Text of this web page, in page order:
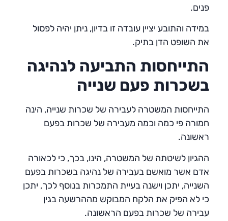
פנים.
במידה והתובע יציין עובדה זו בדיון, ניתן יהיה לפסול
את השופט הדן בתיק.
התייחסות התביעה לנהיגה
בשכרות פעם שנייה
התייחסות המשטרה לעבירה של שכרות שנייה, הינה
חמורה פי כמה וכמה מעבירה של שכרות בפעם
ראשונה.
ההגיון לשיטתה של המשטרה, הינו, בכך, כי לכאורה
אדם אשר מואשם בעבירה של נהיגה בשכרות בפעם
השנייה, יתכן וישנה בעיית התמכרות בנוסף לכך, יתכן
כי לא הפיק את הלקח המבוקש מההרשעה בגין
עבירה של שכרות בפעם הראשונה.